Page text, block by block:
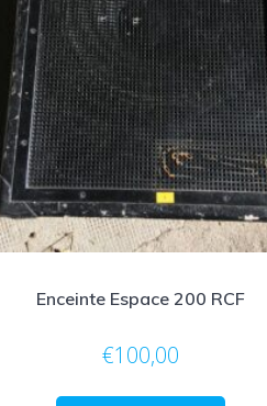
Enceinte Espace 200 RCF
€100,00